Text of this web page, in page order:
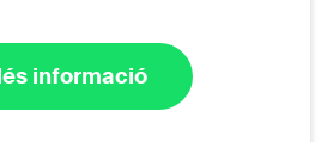
informació